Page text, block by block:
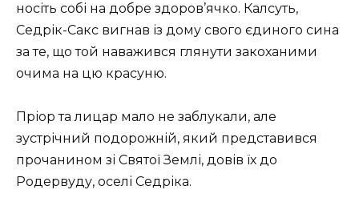
носіть собі на добре здоров’ячко. Калсуть,
Седрік-Сакс вигнав із дому свого єдиного сина
за те, що той наважився глянути закоханими
очима на цю красуню.
Пріор та лицар мало не заблукали, але
зустрічний подорожній, який представився
прочанином зі Святої Землі, довів їх до
Родервуду, оселі Седріка.